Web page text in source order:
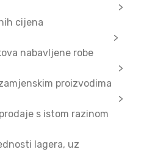
cijena
nabavljene robe
proizvodima
s istom razinom
lagera, uz